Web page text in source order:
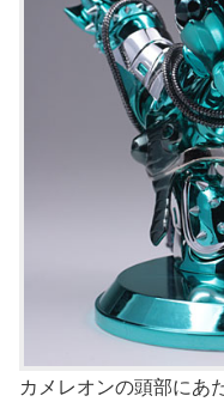
カメレオンの頭部にあ